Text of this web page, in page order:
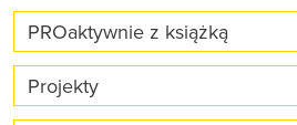
PROaktywnie z książką
Projekty